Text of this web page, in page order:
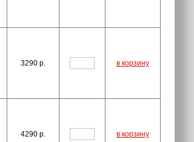
3290 p. в корзину
4290 p. в корзину